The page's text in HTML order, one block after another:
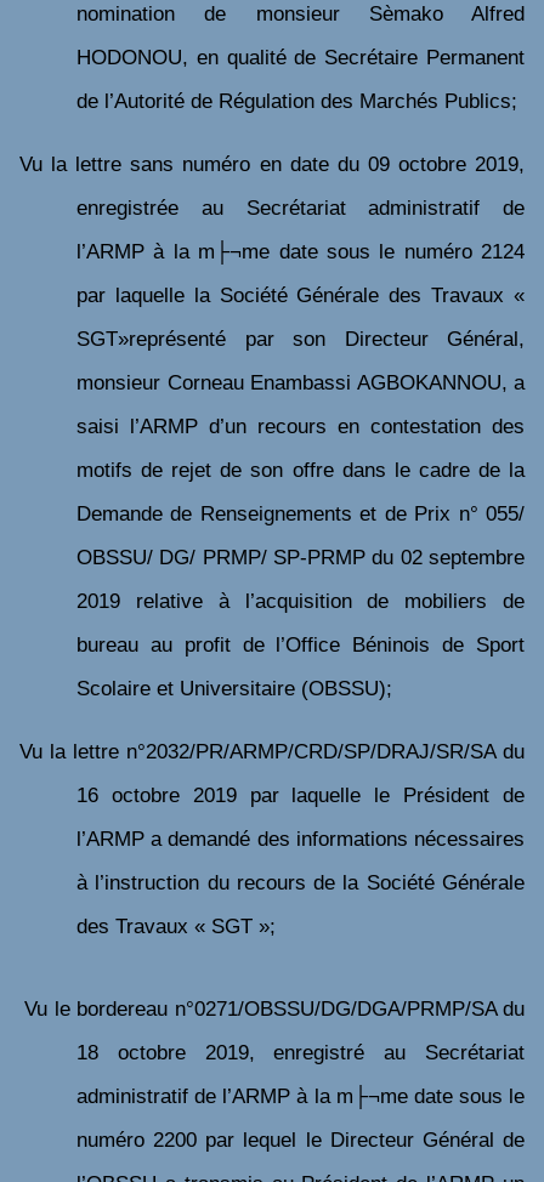
nomination de monsieur Sèmako Alfred
HODONOU, en qualité de Secrétaire Permanent
de l’Autorité de Régulation des Marchés Publics;
Vu la lettre sans numéro en date du 09 octobre 2019,
enregistrée au Secrétariat administratif de
l’ARMP à la m├¬me date sous le numéro 2124
par laquelle la Société Générale des Travaux «
SGT»représenté par son Directeur Général,
monsieur Corneau Enambassi AGBOKANNOU, a
saisi l’ARMP d’un recours en contestation des
motifs de rejet de son offredans le cadre de la
Demande de Renseignements et de Prix n° 055/
OBSSU/ DG/ PRMP/ SP-PRMP du 02 septembre
2019 relative à l’acquisition de mobiliers de
bureau au profit de l’Office Béninois de Sport
Scolaire et Universitaire (OBSSU);
Vu la lettre n°2032/PR/ARMP/CRD/SP/DRAJ/SR/SA du
16 octobre 2019 par laquelle le Président de
l’ARMP a demandé des informations nécessaires
à l’instruction du recours de la Société Générale
des Travaux « SGT »;
Vu le bordereau n°0271/OBSSU/DG/DGA/PRMP/SA du
18 octobre 2019, enregistré au Secrétariat
administratif de l’ARMP à la m├¬me date sous le
numéro 2200 par lequel le Directeur Général de